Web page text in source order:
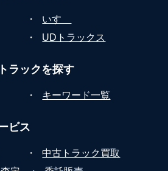
・
いすゞ
・ UDトラックス
ラックを探す
・ キーワード一覧
ビス
・
中古トラック買取